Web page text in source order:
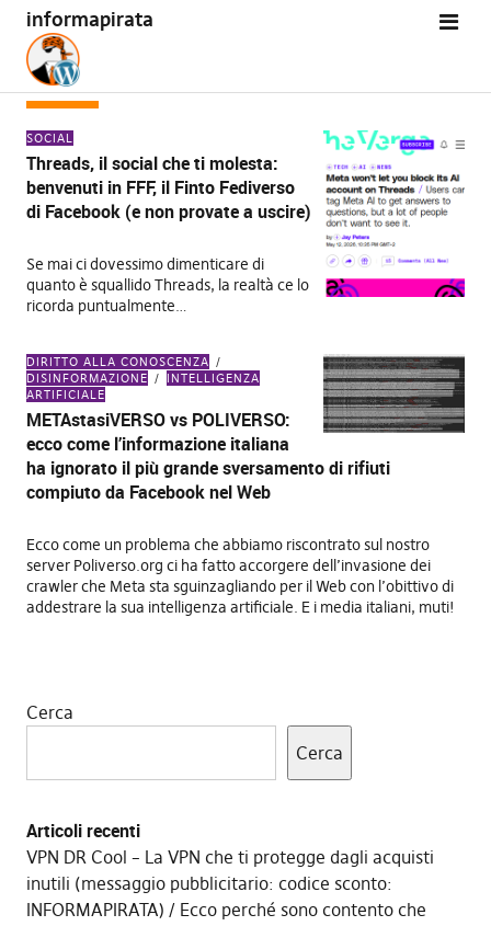
informapirata
TAG:IA
SOCIAL
Threads, il social che ti molesta:
benvenuti in FFF, il Finto Fediverso
di Facebook (e non provate a uscire)
Se mai ci dovessimo dimenticare di
quanto è squallido Threads, la realtà ce lo
ricorda puntualmente…
DIRITTO ALLA CONOSCENZA
DISINFORMAZIONE
INTELLIGENZA
ARTIFICIALE
METAstasiVERSO vs POLIVERSO:
ecco come l’informazione italiana
ha ignorato il più grande sversamento di rifiuti
compiuto da Facebook nel Web
Ecco come un problema che abbiamo riscontrato sul nostro
server Poliverso.org ci ha fatto accorgere dell’invasione dei
crawler che Meta sta sguinzagliando per il Web con l’obittivo di
addestrare la sua intelligenza artificiale. E i media italiani, muti!
Cerca
Cerca
Articoli recenti
VPN DR Cool – La VPN che ti protegge dagli acquisti
inutili (messaggio pubblicitario: codice sconto:
INFORMAPIRATA)
Ecco perché sono contento che